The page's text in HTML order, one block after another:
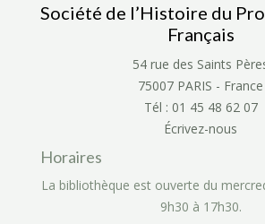
Société de l’Histoire du
Français
54 rue des Saints
75007 PARIS - France
Tél : 01 45 48 62 07
Écrivez-nous
Horaires
La bibliothèque est ouverte du
9h30 à 17h30.